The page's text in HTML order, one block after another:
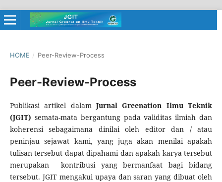
HOME / Peer-Review-Process
Peer-Review-Process
Publikasi artikel dalam Jurnal Greenation Ilmu Teknik
(JGIT) semata-mata bergantung pada validitas ilmiah dan
koherensi sebagaimana dinilai oleh editor dan / atau
peninjau sejawat kami, yang juga akan menilai apakah
tulisan tersebut dapat dipahami dan apakah karya tersebut
merupakan kontribusi yang bermanfaat bagi bidang
tersebut. JGIT mengakui upaya dan saran yang dibuat oleh